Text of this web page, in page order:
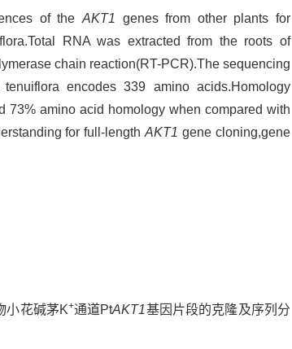
of theAKT1
genes from other plants for
RNA was extracted from the roots of
chain reaction(RT-PCR).The sequencing
encodes 339 amino acids.Homology
73% amino acid homology when compared with
for full-lengthAKT1 gene cloning,gene
小花碱茅K+通道PtAKT1基因片段的克隆及序列分